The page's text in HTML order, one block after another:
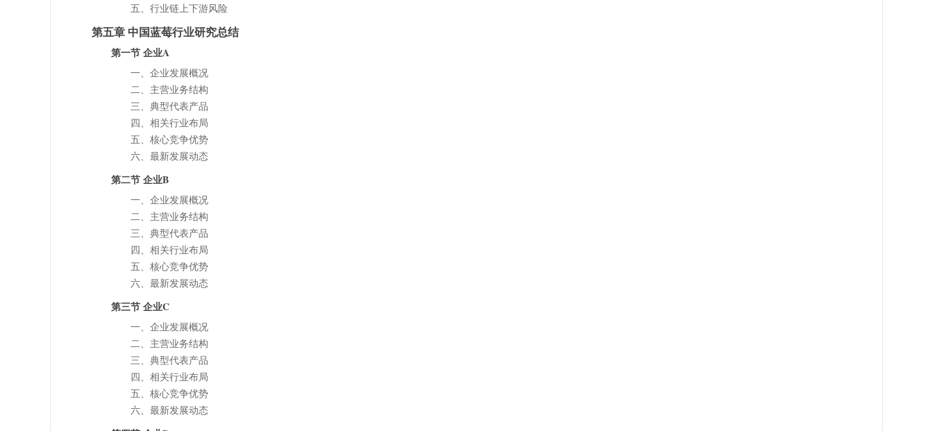
五、行业链上下游风险
第五章 中国蓝莓行业研究总结
第一节 企业A
一、企业发展概况
二、主营业务结构
三、典型代表产品
四、相关行业布局
五、核心竞争优势
六、最新发展动态
第二节 企业B
一、企业发展概况
二、主营业务结构
三、典型代表产品
四、相关行业布局
五、核心竞争优势
六、最新发展动态
第三节 企业C
一、企业发展概况
二、主营业务结构
三、典型代表产品
四、相关行业布局
五、核心竞争优势
六、最新发展动态